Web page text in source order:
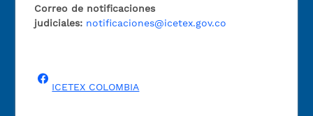
Correo de notificaciones
judiciales: notificaciones@icetex.gov.co
ICETEX COLOMBIA